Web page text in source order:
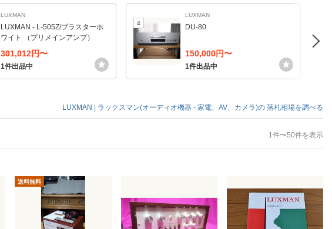
LUXMAN
LUXMAN - L-505Z/ブラスターホ
ワイト （プリメインアンプ）
301,012円〜
1件出品中
4
LUXMAN
DU-80
150,000円〜
1件出品中
LUXMAN | ラックスマン(オーディオ機器 - 家電、AV、カメラ)の 落札相場を調べる
1件〜50件を表示
送料無料